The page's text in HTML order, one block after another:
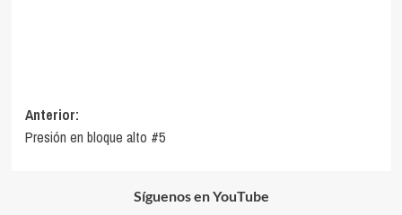
Navegación
de
Anterior:
Presión en bloque alto #5
Síguenos en YouTube